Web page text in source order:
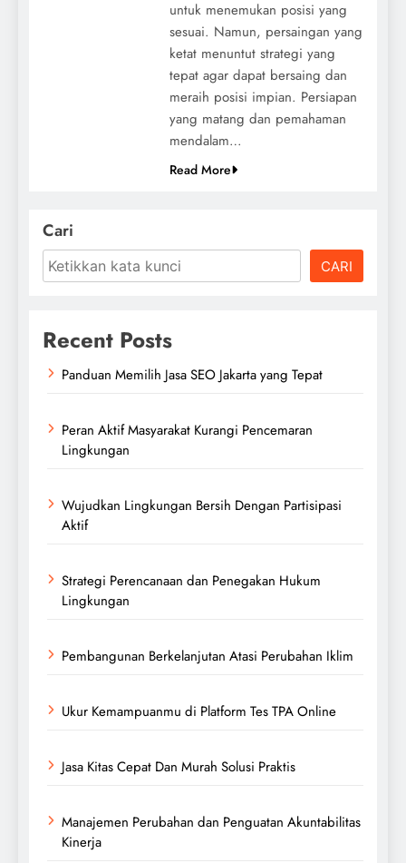
untuk menemukan posisi yang
sesuai. Namun, persaingan yang
ketat menuntut strategi yang
tepat agar dapat bersaing dan
meraih posisi impian. Persiapan
yang matang dan pemahaman
mendalam…
Read More
Cari
CARI
Recent Posts
Panduan Memilih Jasa SEO Jakarta yang Tepat
Peran Aktif Masyarakat Kurangi Pencemaran
Lingkungan
Wujudkan Lingkungan Bersih Dengan Partisipasi
Aktif
Strategi Perencanaan dan Penegakan Hukum
Lingkungan
Pembangunan Berkelanjutan Atasi Perubahan Iklim
Ukur Kemampuanmu di Platform Tes TPA Online
Jasa Kitas Cepat Dan Murah Solusi Praktis
Manajemen Perubahan dan Penguatan Akuntabilitas
Kinerja